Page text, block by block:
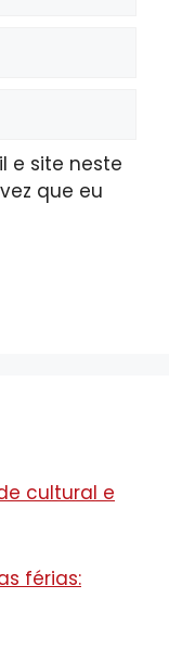
e site neste
que eu
cultural e
férias: